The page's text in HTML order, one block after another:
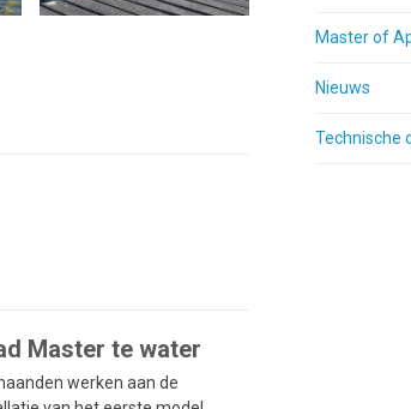
Master te water
werken aan de
Master of
Nieuws
Technische